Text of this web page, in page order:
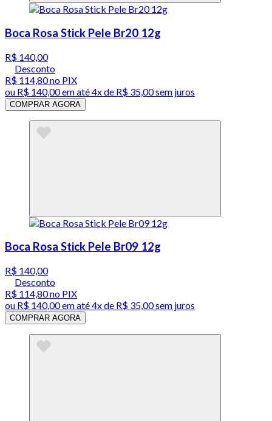
Boca Rosa Stick Pele Br20 12g
R$ 140,00
Desconto
R$ 114,80no PIX
ou R$ 140,00em até4x de R$ 35,00 sem juros
COMPRAR AGORA
Boca Rosa Stick Pele Br09 12g
R$ 140,00
Desconto
R$ 114,80no PIX
ou R$ 140,00em até4x de R$ 35,00 sem juros
COMPRAR AGORA